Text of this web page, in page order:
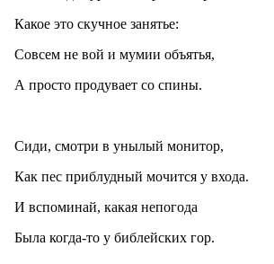
Какое это скучное занятье:
Совсем не вой и мумии объятья,
А просто продувает со спины.
Сиди, смотри в унылый монитор,
Как пес приблудный мочится у входа.
И вспоминай, какая непогода
Была когда-то у библейских гор.